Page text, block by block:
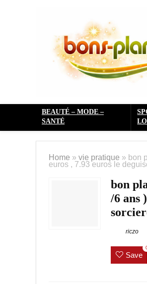
BEAUTÉ – MODE –
SANTÉ
Home » vie pratique » bon
euros , 7.93 euros le
bon
/6 ans
riczo
Save